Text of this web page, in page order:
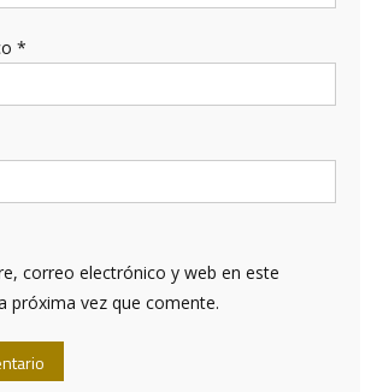
*
correo electrónico y web en este
próxima vez que comente.